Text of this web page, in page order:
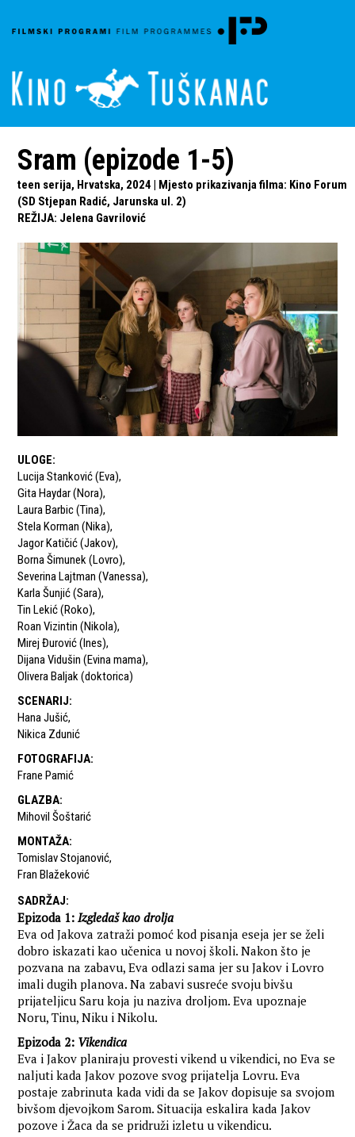
Sram (epizode 1-5)
teen serija, Hrvatska, 2024 | Mjesto prikazivanja filma: Kino Forum
(SD Stjepan Radić, Jarunska ul. 2)
REŽIJA: Jelena Gavrilović
ULOGE:
Lucija Stanković (Eva),
Gita Haydar (Nora),
Laura Barbic (Tina),
Stela Korman (Nika),
Jagor Katičić (Jakov),
Borna Šimunek (Lovro),
Severina Lajtman (Vanessa),
Karla Šunjić (Sara),
Tin Lekić (Roko),
Roan Vizintin (Nikola),
Mirej Đurović (Ines),
Dijana Vidušin (Evina mama),
Olivera Baljak (doktorica)
SCENARIJ:
Hana Jušić,
Nikica Zdunić
FOTOGRAFIJA:
Frane Pamić
GLAZBA:
Mihovil Šoštarić
MONTAŽA:
Tomislav Stojanović,
Fran Blažeković
SADRŽAJ:
Epizoda 1:Izgledaš kao drolja
Eva od Jakova zatraži pomoć kod pisanja eseja jer se želi
dobro iskazati kao učenica u novoj školi. Nakon što je
pozvana na zabavu, Eva odlazi sama jer su Jakov i Lovro
imali dugih planova. Na zabavi susreće svoju bivšu
prijateljicu Saru koja ju naziva droljom. Eva upoznaje
Noru, Tinu, Niku i Nikolu.
Epizoda 2: Vikendica
Eva i Jakov planiraju provesti vikend u vikendici, no Eva se
naljuti kada Jakov pozove svog prijatelja Lovru. Eva
postaje zabrinuta kada vidi da se Jakov dopisuje sa svojom
bivšom djevojkom Sarom. Situacija eskalira kada Jakov
pozove i Žaca da se pridruži izletu u vikendicu.